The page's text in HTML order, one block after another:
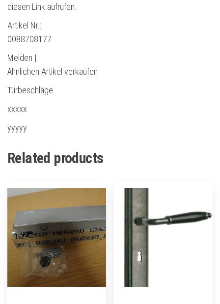
diesen Link aufrufen.
Artikel Nr.:
0088708177
Melden |
Ähnlichen Artikel verkaufen
Türbeschläge
xxxxx
yyyyy
Related products